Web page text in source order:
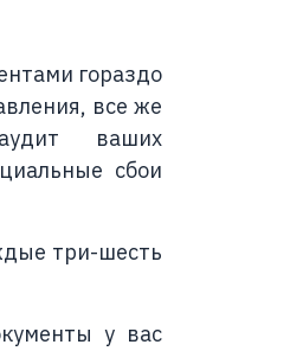
гораздо
все же
ваших
сбои
три-шесть
у вас